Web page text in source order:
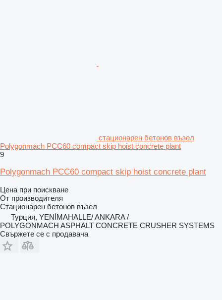
стационарен бетонов възел
Polygonmach PCC60 compact skip hoist concrete plant
9
Polygonmach PCC60 compact skip hoist concrete plant
Цена при поискване
От производителя
Стационарен бетонов възел
Турция, YENİMAHALLE/ ANKARA /
POLYGONMACH ASPHALT CONCRETE CRUSHER SYSTEMS
Свържете се с продавача